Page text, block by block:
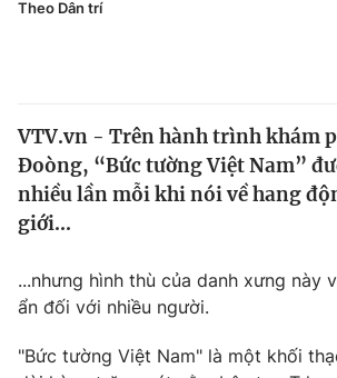
Pháp luật
Thế giới
Tin tức
Thế giới đó đây
Câu chuyện quốc tế
Kinh tế
Thị trường
Góc doanh nghiệp
Dữ liệu và đời sống
Theo Dân trí
VTV.vn - Trên hành trình khám
Đoòng, “Bức tường Việt Nam”
nhiều lần mỗi khi nói về hang
giới...
...nhưng hình thù của danh xưng này
ẩn đối với nhiều người.
"Bức tường Việt Nam" là một khối